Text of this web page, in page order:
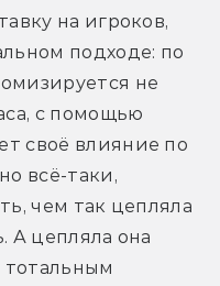
на игроков,
подходе: по
не
с помощью
своё влияние по
всё-таки,
чем так цепляла
А цепляла она
тотальным